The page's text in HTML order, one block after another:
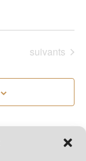
Évènements
suivants